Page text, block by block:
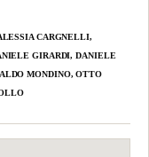
CARGNELLI,
GIRARDI, DANIELE
MONDINO, OTTO